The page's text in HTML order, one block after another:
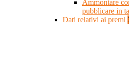
Ammontare
pubblicare in
Dati relativi ai premi